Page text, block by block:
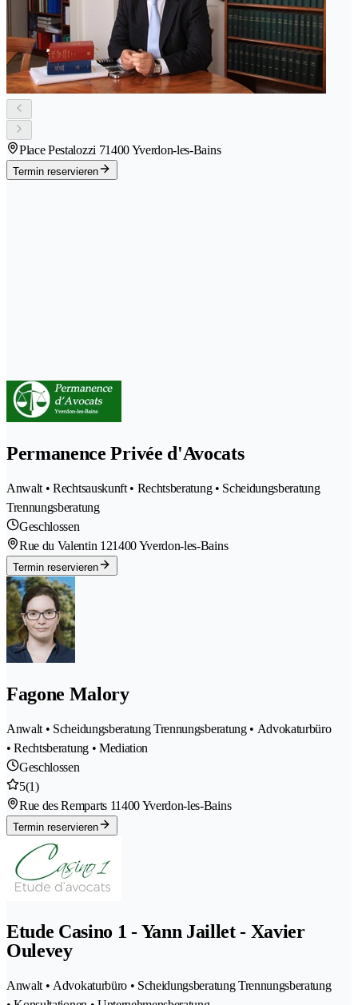
Place Pestalozzi 71400 Yverdon-les-Bains
Termin reservieren
Permanence Privée d'Avocats
Anwalt • Rechtsauskunft • Rechtsberatung • Scheidungsberatung
Trennungsberatung
Geschlossen
Rue du Valentin 121400 Yverdon-les-Bains
Termin reservieren
Fagone Malory
Anwalt • Scheidungsberatung Trennungsberatung • Advokaturbüro
• Rechtsberatung • Mediation
Geschlossen
5(1)
Rue des Remparts 11400 Yverdon-les-Bains
Termin reservieren
Etude Casino 1 - Yann Jaillet - Xavier
Oulevey
Anwalt • Advokaturbüro • Scheidungsberatung Trennungsberatung